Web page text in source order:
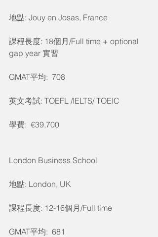
地點: Jouy en Josas, France
課程長度: 18個月/Full time + optional
gap year 實習
GMAT平均:  708
英文考試: TOEFL /IELTS/ TOEIC
學費:  €39,700
London Business School
地點: London, UK
課程長度: 12-16個月/Full time
GMAT平均:  681